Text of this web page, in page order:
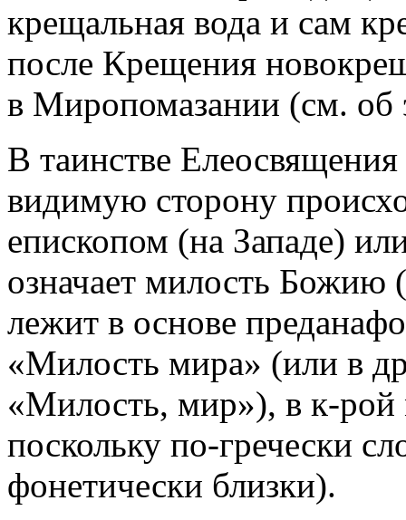
крещальная вода и сам
после Крещения
в Миропомазании (см. об
В таинстве
видимую сторону
епископом (на Западе)
означает милость Божию
лежит в основе
«Милость мира» (или в
«Милость, мир»), в к-рой
поскольку по-гречески
фонетически близки).